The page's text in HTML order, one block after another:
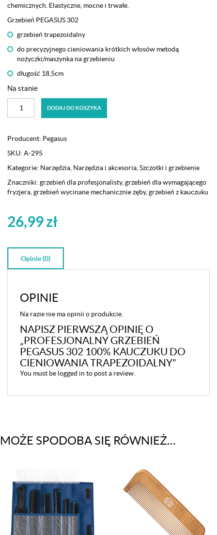
chemicznych. Elastyczne, mocne i trwałe.
Grzebień PEGASUS 302
grzebień trapezoidalny
do precyzyjnego cieniowania krótkich włosów metodą
nożyczki/maszynka na grzebieniu
długość 18,5cm
Na stanie
Pegasus
100%
kauczuku
do
cieniowania
DODAJ DO KOSZYKA
Producent: Pegasus
SKU: A-295
Kategorie: Narzędzia Narzędzia i akcesoria Szczotki i grzebienie
Znaczniki: grzebień dla profesjonalisty, grzebień dla wymagającego
fryzjera grzebień wycinane mechanicznie zęby, grzebień z kauczuku
26,99zł
Opinie (0)
OPINIE
Na razie nie ma opinii o produkcie.
NAPISZ PIERWSZĄ OPINIĘ O
„PROFESJONALNY GRZEBIEŃ
PEGASUS 302 100% KAUCZUKU DO
CIENIOWANIA TRAPEZOIDALNY”
You must be logged in to post a review.
MOŻE SPODOBA SIĘ RÓWNIEŻ…